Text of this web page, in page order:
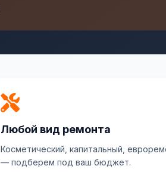
Любой вид ремонта
Косметический, капитальный,
— подберем под ваш бюджет.